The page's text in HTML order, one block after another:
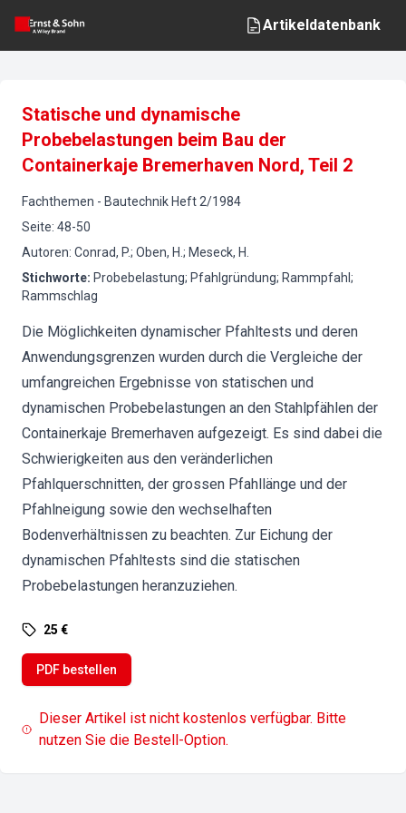
Artikeldatenbank
Statische und dynamische
Probebelastungen beim Bau der
Containerkaje Bremerhaven Nord, Teil 2
Fachthemen - Bautechnik Heft 2/1984
Seite: 48-50
Autoren: Conrad, P.; Oben, H.; Meseck, H.
Stichworte: Probebelastung; Pfahlgründung; Rammpfahl;
Rammschlag
Die Möglichkeiten dynamischer Pfahltests und deren
Anwendungsgrenzen wurden durch die Vergleiche der
umfangreichen Ergebnisse von statischen und
dynamischen Probebelastungen an den Stahlpfählen der
Containerkaje Bremerhaven aufgezeigt. Es sind dabei die
Schwierigkeiten aus den veränderlichen
Pfahlquerschnitten, der grossen Pfahllänge und der
Pfahlneigung sowie den wechselhaften
Bodenverhältnissen zu beachten. Zur Eichung der
dynamischen Pfahltests sind die statischen
Probebelastungen heranzuziehen.
25 €
PDF bestellen
Dieser Artikel ist nicht kostenlos verfügbar. Bitte
nutzen Sie die Bestell-Option.